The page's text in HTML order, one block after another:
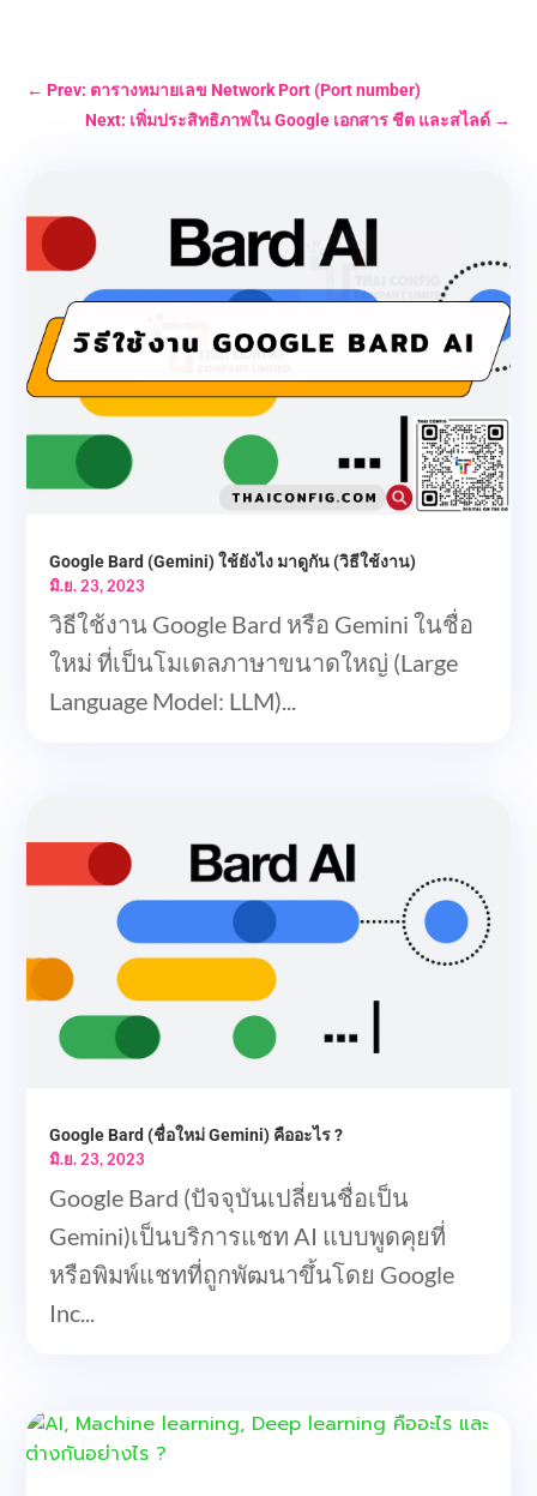
←Prev: ตารางหมายเลข Network Port (Port number)
Next: เพิ่มประสิทธิภาพใน Google เอกสาร ชีต และสไลด์→
Google Bard (Gemini) ใช้ยังไง มาดูกัน (วิธีใช้งาน)
มิ.ย. 23, 2023
วิธีใช้งาน Google Bard หรือ Gemini ในชื่อ
ใหม่ ที่เป็นโมเดลภาษาขนาดใหญ่ (Large
Language Model: LLM)...
Google Bard (ชื่อใหม่ Gemini) คืออะไร ?
มิ.ย. 23, 2023
Google Bard (ปัจจุบันเปลี่ยนชื่อเป็น
Gemini)เป็นบริการแชท AI แบบพูดคุยที่
หรือพิมพ์แชทที่ถูกพัฒนาขึ้นโดย Google
Inc...